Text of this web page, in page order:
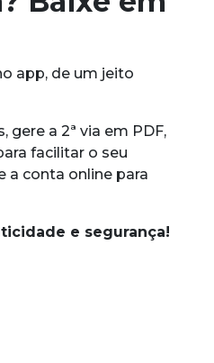
app, de um jeito
a 2ª via em PDF,
facilitar o seu
a conta online para
e segurança!